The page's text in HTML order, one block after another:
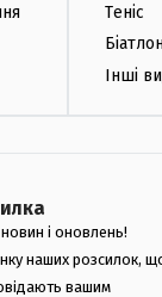
Теніс
Інші
новин і оновлень!
наших розсилок,
вашим